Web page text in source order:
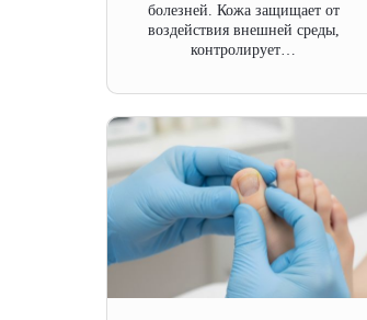
болезней. Кожа защищает от
воздействия внешней среды,
контролирует…